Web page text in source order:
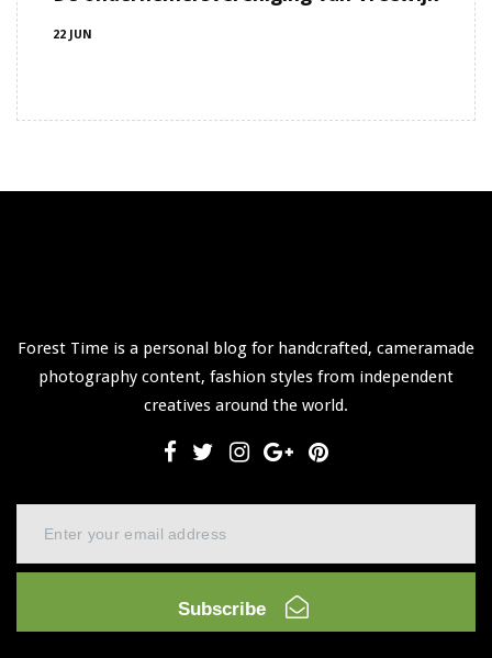
22 JUN
Forest Time is a personal blog for handcrafted, cameramade
photography content, fashion styles from independent
creatives around the world.
Subscribe